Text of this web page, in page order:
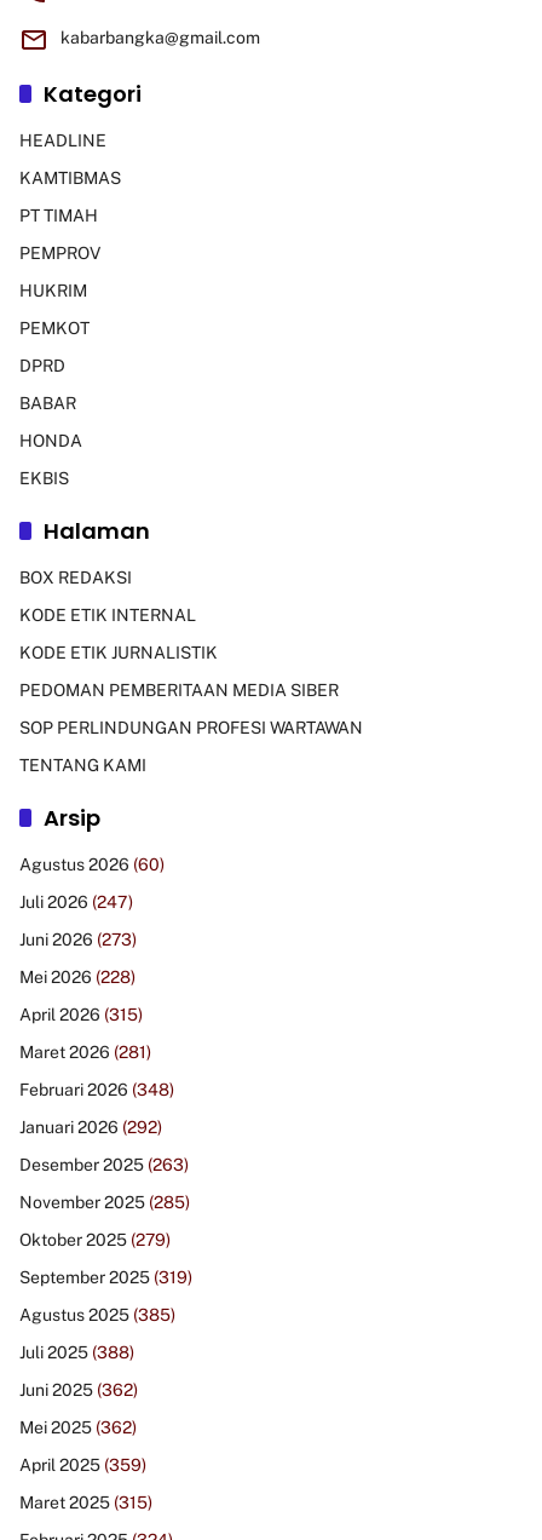
kabarbangka@gmail.com
Kategori
HEADLINE
KAMTIBMAS
PT TIMAH
PEMPROV
HUKRIM
PEMKOT
DPRD
BABAR
HONDA
EKBIS
Halaman
BOX REDAKSI
KODE ETIK INTERNAL
KODE ETIK JURNALISTIK
PEDOMAN PEMBERITAAN MEDIA SIBER
SOP PERLINDUNGAN PROFESI WARTAWAN
TENTANG KAMI
Arsip
Agustus 2026 (60)
Juli 2026 (247)
Juni 2026 (273)
Mei 2026 (228)
April 2026 (315)
Maret 2026 (281)
Februari 2026 (348)
Januari 2026 (292)
Desember 2025 (263)
November 2025 (285)
Oktober 2025 (279)
September 2025 (319)
Agustus 2025 (385)
Juli 2025 (388)
Juni 2025 (362)
Mei 2025 (362)
April 2025 (359)
Maret 2025 (315)